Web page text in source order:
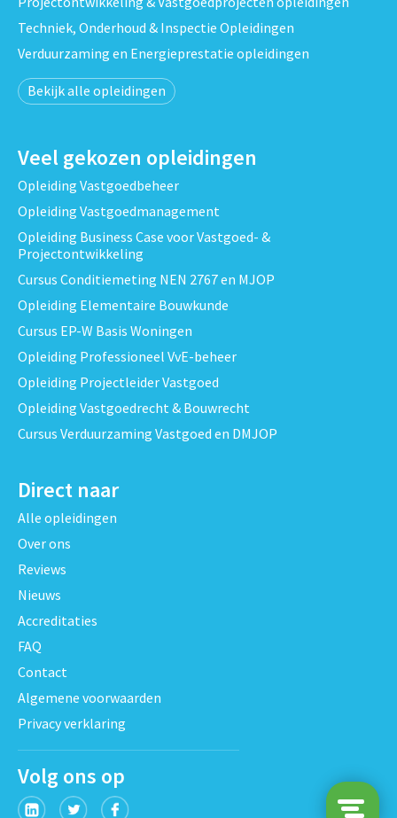
Techniek, Onderhoud & Inspectie Opleidingen
Verduurzaming en Energieprestatie opleidingen
Bekijk alle opleidingen
Veel gekozen opleidingen
Opleiding Vastgoedbeheer
Opleiding Vastgoedmanagement
Opleiding Business Case voor Vastgoed- &
Projectontwikkeling
Cursus Conditiemeting NEN 2767 en MJOP
Opleiding Elementaire Bouwkunde
Cursus EP-W Basis Woningen
Opleiding Professioneel VvE-beheer
Opleiding Projectleider Vastgoed
Opleiding Vastgoedrecht & Bouwrecht
Cursus Verduurzaming Vastgoed en DMJOP
Direct naar
Alle opleidingen
Over ons
Reviews
Nieuws
Accreditaties
FAQ
Contact
Algemene voorwaarden
Privacy verklaring
Volg ons op